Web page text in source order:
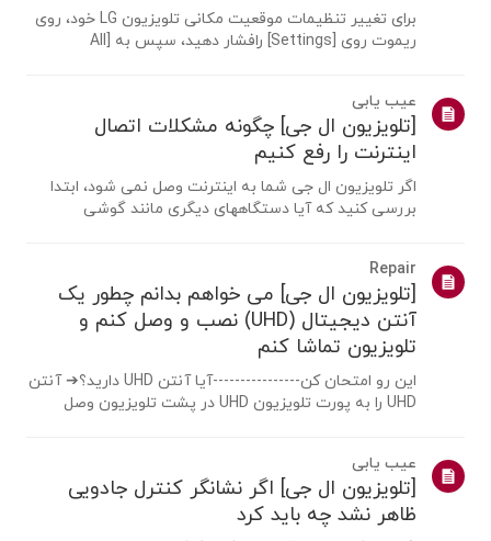
برای تغییر تنظیمات موقعیت مکانی تلویزیون LG خود، روی
ریموت روی [Settings] رافشار دهید، سپس به [All
متفاوت باشد. تنظیمات ست تاپ باکس ممکناست برای
مدل...
عیب یابی
[تلویزیون ال جی] چگونه مشکلات اتصال
اینترنت را رفع کنیم
اگر تلویزیون ال جی شما به اینترنت وصل نمی شود، ابتدا
بررسی کنید که آیا دستگاههای دیگری مانند گوشی
مشکل از روتر یا ارائه دهنده اینترنت(ISP) ...
Repair
[تلویزیون ال جی] می خواهم بدانم چطور یک
آنتن دیجیتال (UHD) نصب و وصل کنم و
تلویزیون تماشا کنم
این رو امتحان کن----------------آیا آنتن UHD دارید؟➔ آنتن
UHD را به پورت تلویزیون UHD در پشت تلویزیون وصل
بتواند سیگنال UHD دریافت کند ...
عیب یابی
[تلویزیون ال جی] اگر نشانگر کنترل جادویی
ظاهر نشد چه باید کرد